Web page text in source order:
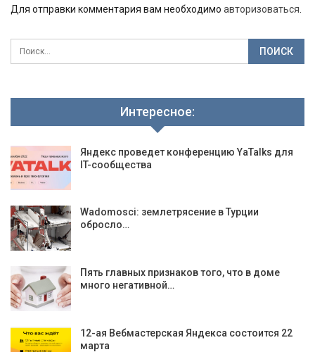
Для отправки комментария вам необходимо авторизоваться
Интересное:
Яндекс проведет конференцию YaTalks для
IT-сообщества
Wadomosci: землетрясение в Турции
обросло…
Пять главных признаков того, что в доме
много негативной…
12-ая Вебмастерская Яндекса состоится 22
марта